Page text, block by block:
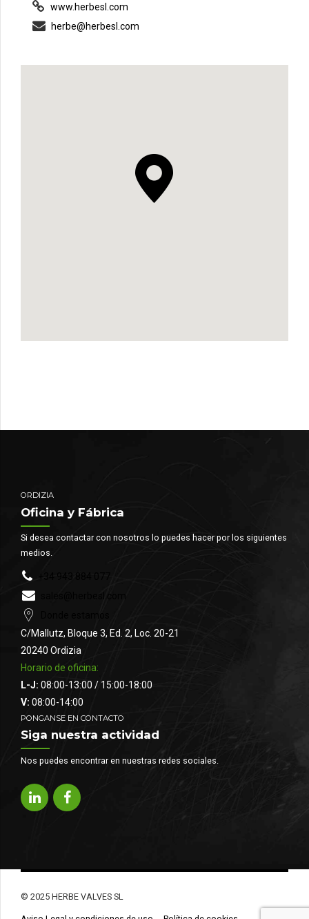
www.herbesl.com
herbe@herbesl.com
ORDIZIA
Oficina y Fábrica
Si desea contactar con nosotros lo puedes hacer por los siguientes
medios.
+34 943 884 077
sales@herbesl.com
C/Mallutz, Bloque 3, Ed. 2, Loc. 20-21
20240 Ordizia
Horario de oficina:
L-J: 08:00-13:00 / 15:00-18:00
V: 08:00-14:00
PONGANSE EN CONTACTO
Siga nuestra actividad
Nos puedes encontrar en nuestras redes sociales.
© 2025 HERBE VALVES SL